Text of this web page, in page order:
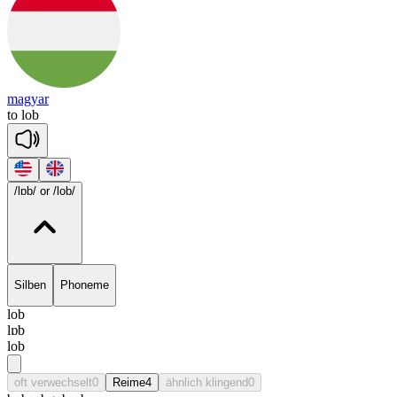
magyar
to lob
/lɒb/ or /lob/
Silben Phoneme
lob
lɒb
lob
oft verwechselt0 Reime4 ähnlich klingend0